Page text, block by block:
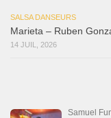
SALSA DANSEURS
Marieta – Ruben
14 JUIL, 2026
Samuel